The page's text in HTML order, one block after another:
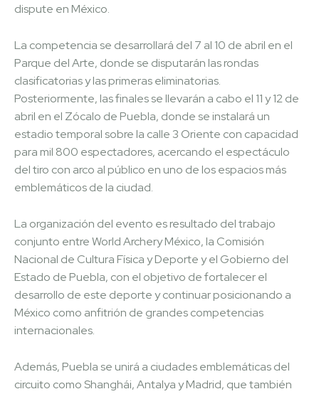
dispute en México.
La competencia se desarrollará del 7 al 10 de abril en el
Parque del Arte, donde se disputarán las rondas
clasificatorias y las primeras eliminatorias.
Posteriormente, las finales se llevarán a cabo el 11 y 12 de
abril en el Zócalo de Puebla, donde se instalará un
estadio temporal sobre la calle 3 Oriente con capacidad
para mil 800 espectadores, acercando el espectáculo
del tiro con arco al público en uno de los espacios más
emblemáticos de la ciudad.
La organización del evento es resultado del trabajo
conjunto entre World Archery México, la Comisión
Nacional de Cultura Física y Deporte y el Gobierno del
Estado de Puebla, con el objetivo de fortalecer el
desarrollo de este deporte y continuar posicionando a
México como anfitrión de grandes competencias
internacionales.
Además, Puebla se unirá a ciudades emblemáticas del
circuito como Shanghái, Antalya y Madrid, que también